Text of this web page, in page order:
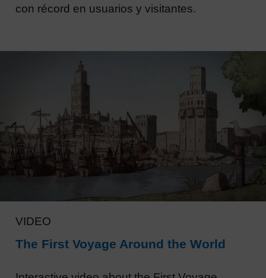
con récord en usuarios y visitantes.
VIDEO
The First Voyage Around the World